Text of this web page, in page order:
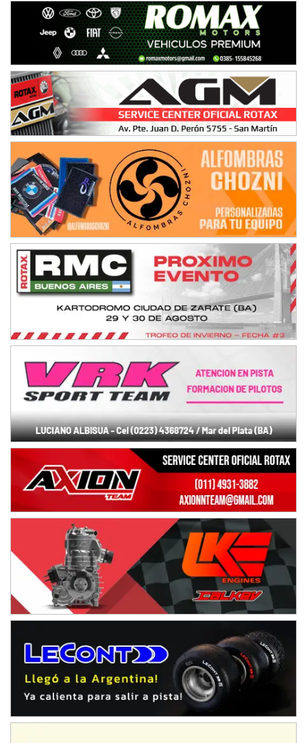
Juventud Unida (Tierra)
Humboldt (Santa Fe)
NORESTE SANTAFESINO - F6
Ciudad de Avellaneda (Asfalto)
Avellaneda (Santa Fe)
SUR SANTAFESINO - F4
José Samuel Sánchez (Tierra)
Rufino (Santa Fe)
TUCUMANO - F5
Juan Navarro (Asfalto)
El Timbó (Tucumán)